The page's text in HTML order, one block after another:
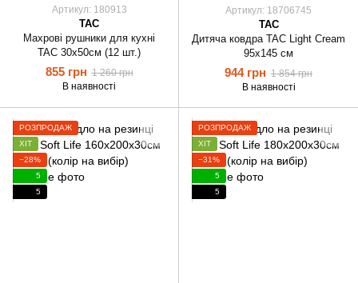
Артикул: 180913
TAC
Махрові рушники для кухні
TAC 30х50см (12 шт.)
855 грн 1 260 грн
В наявності
Артикул: 18706745
TAC
Дитяча ковдра TAC Light Cream
95х145 см
944 грн 1 854 грн
В наявності
РОЗПРОДАЖ
ХІТ
−28%
5
5
РОЗПРОДАЖ
ХІТ
−31%
5
5